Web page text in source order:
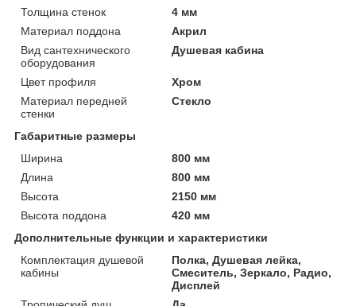
Толщина стенок
4 мм
Материал поддона
Акрил
Вид сантехнического
оборудования
Душевая кабина
Цвет профиля
Хром
Материал передней
стенки
Стекло
Габаритные размеры
Ширина
800 мм
Длина
800 мм
Высота
2150 мм
Высота поддона
420 мм
Дополнительные функции и характеристики
Комплектация душевой
кабины
Полка, Душевая лейка,
Смеситель, Зеркало, Радио,
Дисплей